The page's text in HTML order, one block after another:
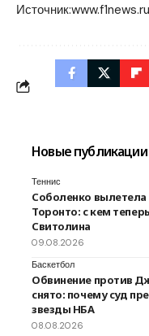
Источник:www.f1news.ru
Новые публикации
Теннис
Соболенко вылетела
Торонто: с кем
Свитолина
09.08.2026
Баскетбол
Обвинение против
снято: почему суд
звезды НБА
08.08.2026